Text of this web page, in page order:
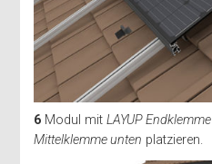
6 Modul mit LAYUP Endklemme
Mittelklemme unten platzieren.